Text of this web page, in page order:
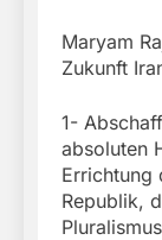
Maryam
Zukunft
1-
absoluten
Errichtung
Republik,